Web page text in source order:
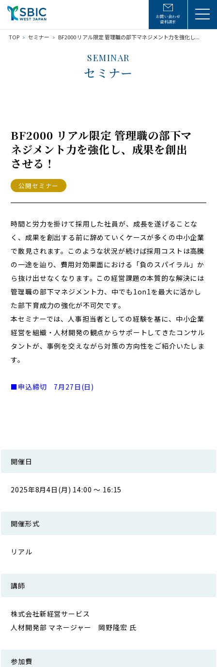
お問い合わせ
資料請求
TOP セミナー BF2000 リアル限定 管理職の部下マネジメント力を強化し...
SEMINAR
セミナー
BF2000 リアル限定 管理職の部下マ
ネジメント力を強化し、成果を創出
させる！
公開セミナー
時間と労力を掛けて採用した社員が、成長を遂げることな
く、成果を創出する前に辞めていくケースが多くの中小企業
で散見されます。このような状況が続けば採用コストは高騰
の一途を辿り、費用対効果面における「負のスパイラル」か
ら抜け出せなくなります。この経営課題の本質的な解決には
管理職の部下マネジメント力、中でも1on1を最大に活かし
た部下育成力の強化が不可欠です。
本セミナーでは、人事担当者としての経験を基に、中小企業
経営を組織・人材開発の観点からサポートしてきたコンサル
タントが、事例を交えながら対策の方向性をご紹介いたしま
す。
■申込締切 7月27日(日)
開催日
2025年8月4日(月) 14:00 ～ 16:15
開催形式
リアル
講師
株式会社新経営サービス
人材開発部 マネージャー 岡野隆宏 氏
参加費